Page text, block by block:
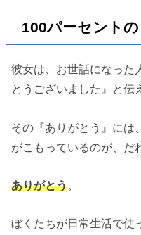
100パーセントの
彼女は、お世話になった
とうございました』と伝
その『ありがとう』には
がこもっているのが、だ
ありがとう。
ぼくたちが日常生活で使